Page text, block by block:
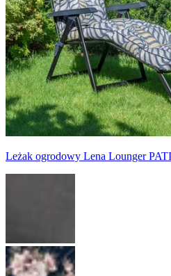
Leżak ogrodowy Lena Lounger